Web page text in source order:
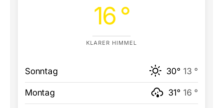
16 °
KLARER HIMMEL
Sonntag 30° 13 °
Montag 31° 16 °